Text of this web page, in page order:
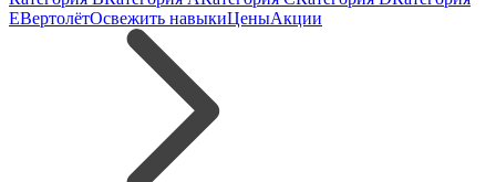
EВертолётОсвежить навыкиЦеныАкции